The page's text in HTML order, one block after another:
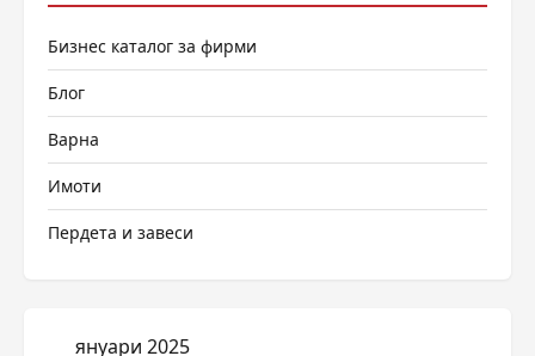
Бизнес каталог за фирми
Блог
Варна
Имоти
Пердета и завеси
януари 2025